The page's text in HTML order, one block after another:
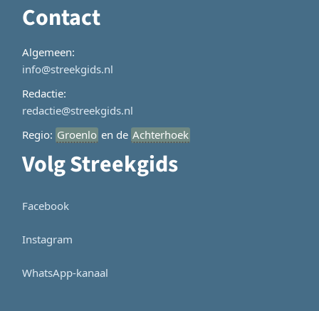
Contact
Algemeen:
info@streekgids.nl
Redactie:
redactie@streekgids.nl
Regio: Groenlo en de Achterhoek
Volg Streekgids
Facebook
Instagram
WhatsApp-kanaal